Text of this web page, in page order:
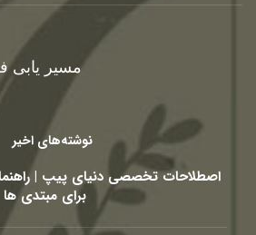
مسیر یابی
نوشته‌های اخیر
اصطلاحات تخصصی دنیای پیپ |
برای مبتدی ها